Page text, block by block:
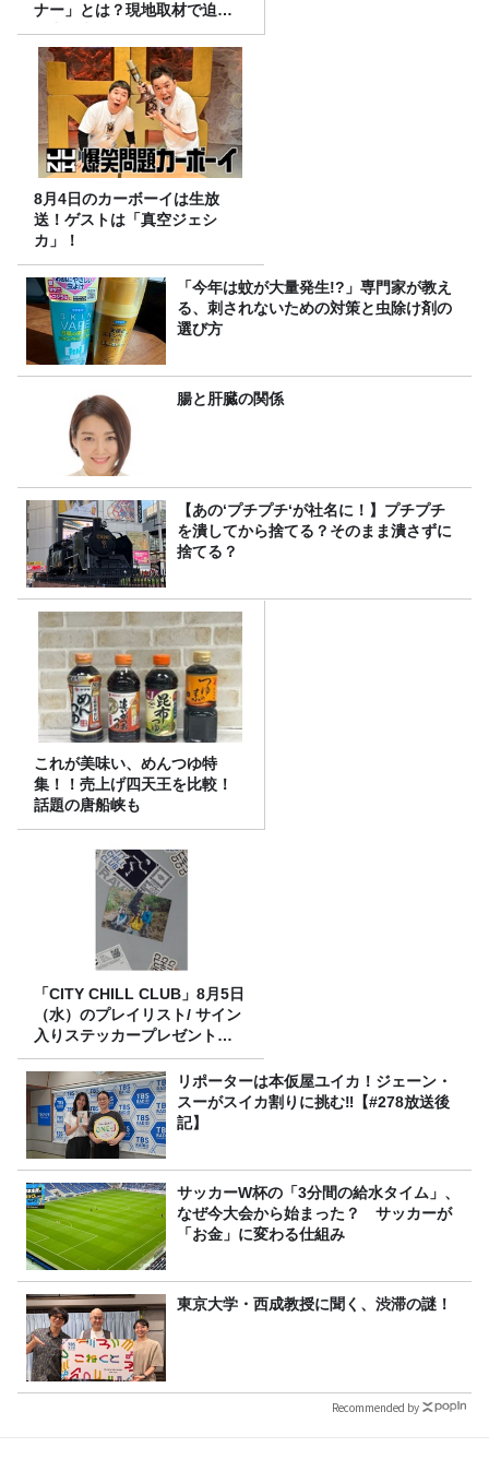
ナー」とは？現地取材で迫る
選出の意味
8月4日のカーボーイは生放
送！ゲストは「真空ジェシ
カ」！
「今年は蚊が大量発生!?」専門家が教え
る、刺されないための対策と虫除け剤の
選び方
腸と肝臓の関係
【あの‘プチプチ‘が社名に！】プチプチ
を潰してから捨てる？そのまま潰さずに
捨てる？
これが美味い、めんつゆ特
集！！売上げ四天王を比較！
話題の唐船峡も
「CITY CHILL CLUB」8月5日
（水）のプレイリスト/ サイン
入りステッカープレゼント有
り
リポーターは本仮屋ユイカ！ジェーン・
スーがスイカ割りに挑む‼【#278放送後
記】
サッカーW杯の「3分間の給水タイム」、
なぜ今大会から始まった？ サッカーが
「お金」に変わる仕組み
東京大学・西成教授に聞く、渋滞の謎！
Recommended by